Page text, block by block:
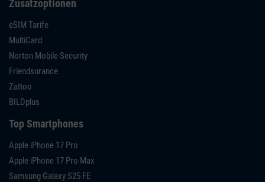
Zusatzoptionen
eSIM Tarife
MultiCard
Norton Mobile Security
Friendsurance
Zattoo
BILDplus
Top Smartphones
Apple iPhone 17 Pro
Apple iPhone 17 Pro Max
Samsung Galaxy S25 FE